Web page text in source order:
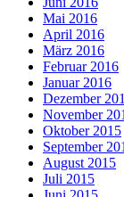
Mai 2016
April 2016
März 2016
Februar 2016
Januar 2016
Dezember
November
Oktober 2015
September
August 2015
Juli 2015